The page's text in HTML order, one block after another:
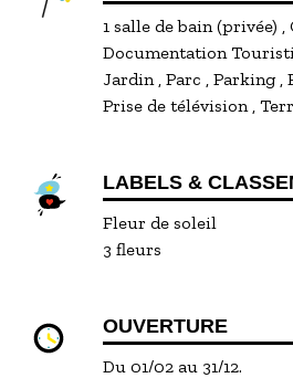
1 salle de bain (privée)
Documentation
Jardin Parc Parking
Prise de télévision
LABELS &
Fleur de soleil
3 fleurs
OUVERTURE
Du 01/02 au 31/12.